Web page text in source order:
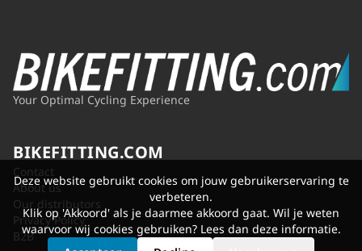
Deze website gebruikt cookies om jouw gebruikerservaring te
verbeteren.
Klik op 'Akkoord' als je daarmee akkoord gaat. Wil je weten
waarvoor wij cookies gebruiken? Lees dan deze informatie.
Your Optimal Cycling Experience
BIKEFITTING.COM
Contact
About us
Our distributors
Privacy Policy
B2B